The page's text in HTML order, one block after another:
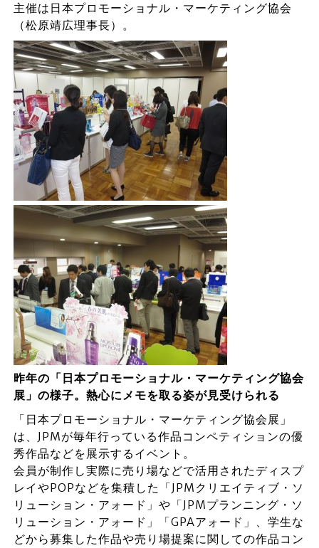
主催は日本プロモーショナル・マーケティング協会
（松原靖広理事長）。
昨年の「日本プロモーショナル・マーケティング協会
展」の様子。熱心にメモを取る姿が見受けられる
「日本プロモーショナル・マーケティング協会展」
は、JPMが毎年行っている作品コンペティションの優
秀作品などを展示するイベント。
会員が制作し実際に売り場などで活用されたディスプ
レイやPOPなどを集積した「JPMクリエイティブ・ソ
リューション・アォード」や「JPMプランニング・ソ
リューション・アォード」「GPAアォード」、学生な
どから募集した作品や売り場提案に関しての作品コン